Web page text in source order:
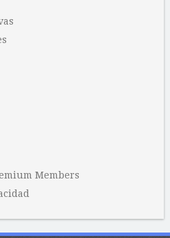
Members